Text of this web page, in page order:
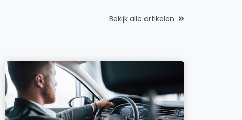
Bekijk alle artikelen